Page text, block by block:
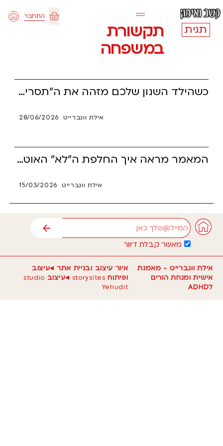
דילוג
לתוכן
עגלת
התחבר
תגית
תקשורת
במשפחה
כשהילד השנון שלכם מזהה את ה"תסריט" מהנחיית ההורים ושואל מי אמר לכם להגיד את זה, הוא לא מנסה להציק – הוא בודק אם אתם אמיתיים. עבור ילדים עם הפרעת קשב (ADHD), כנות מוחלטת היא המעקף הנוירולוגי הישיר אל הלב, וההודאה ש"הלכנו ללמוד בשבילך" בונה אצלם ביטחון עצמי קיומי. קראו כיצד להפוך את הרגע המביך ביותר ביום למנוף עוצמתי של סמכות, ענווה הורית ואמון עמוק ששום כלי מלאכותי או רובוטי לא יצליח להחליף.
אילת ווגברייט 28/06/2026
המאמר מראה איך החלפת ה"לא" האוטומטי והמתגונן של הורים כלפי מתבגרים עם הפרעת קשב (ADHD) בגישה רכה של "בטח, למה לא?", שוברת את מעגל המאבקים השוחק, ממיסה את חומות ההגנה של הילד ופותחת פתח לשיתוף פעולה במקום מלחמה.
אילת ווגברייט 15/03/2026
אימייל
מאשר קבלת דיוור
שליחה
אילת ווגברייט - מאמנת
אישית ומנחת הורים
לADHD
איור עיצוב ובניית אתר ◂עיצוב
ופיתוח storysites ◂עיצוב studio
Yehudit